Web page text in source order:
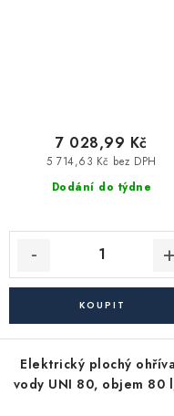
Dodání do týdne
5 714,63 Kč bez DPH
7 028,99 Kč
Elektrický plochý
vody UNI 80, objem 80